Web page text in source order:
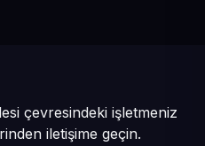
çevresindeki işletmeniz
iletişime geçin.